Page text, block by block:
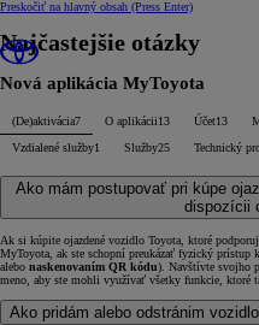
Preskočiť na hlavný obsah (Press Enter)
Najčastejšie otázky
Nová aplikácia MyToyota
(De)aktivácia7 O aplikácii13 Účet13
Vzdialené služby1 Služby25 Technický
Ako mám postupovať pri kúpe
dispozícii
Ak si kúpite ojazdené vozidlo Toyota, ktoré
MyToyota, ak ste schopní preukázať fyzický prístup
alebo naskenovaním QR kódu). Navštívte svojho
meno, aby ste mohli využívať všetky funkcie, ktoré
Ako pridám alebo odstránim